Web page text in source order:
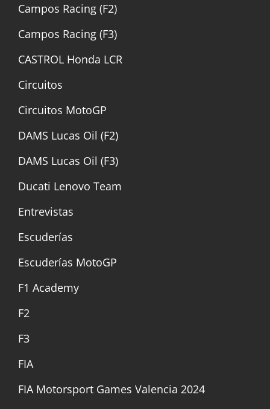
Campos Racing (F2)
Campos Racing (F3)
CASTROL Honda LCR
Circuitos
Circuitos MotoGP
DAMS Lucas Oil (F2)
DAMS Lucas Oil (F3)
Ducati Lenovo Team
Entrevistas
Escuderías
Escuderías MotoGP
F1 Academy
F2
F3
FIA
FIA Motorsport Games Valencia 2024